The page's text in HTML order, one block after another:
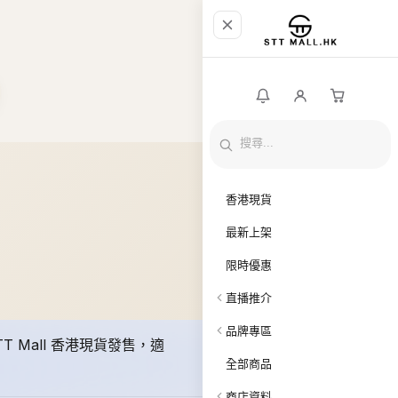
香港現貨
最新上架
限時優惠
直播推介
品牌專區
全部商品
Mall 香港現貨發售，適